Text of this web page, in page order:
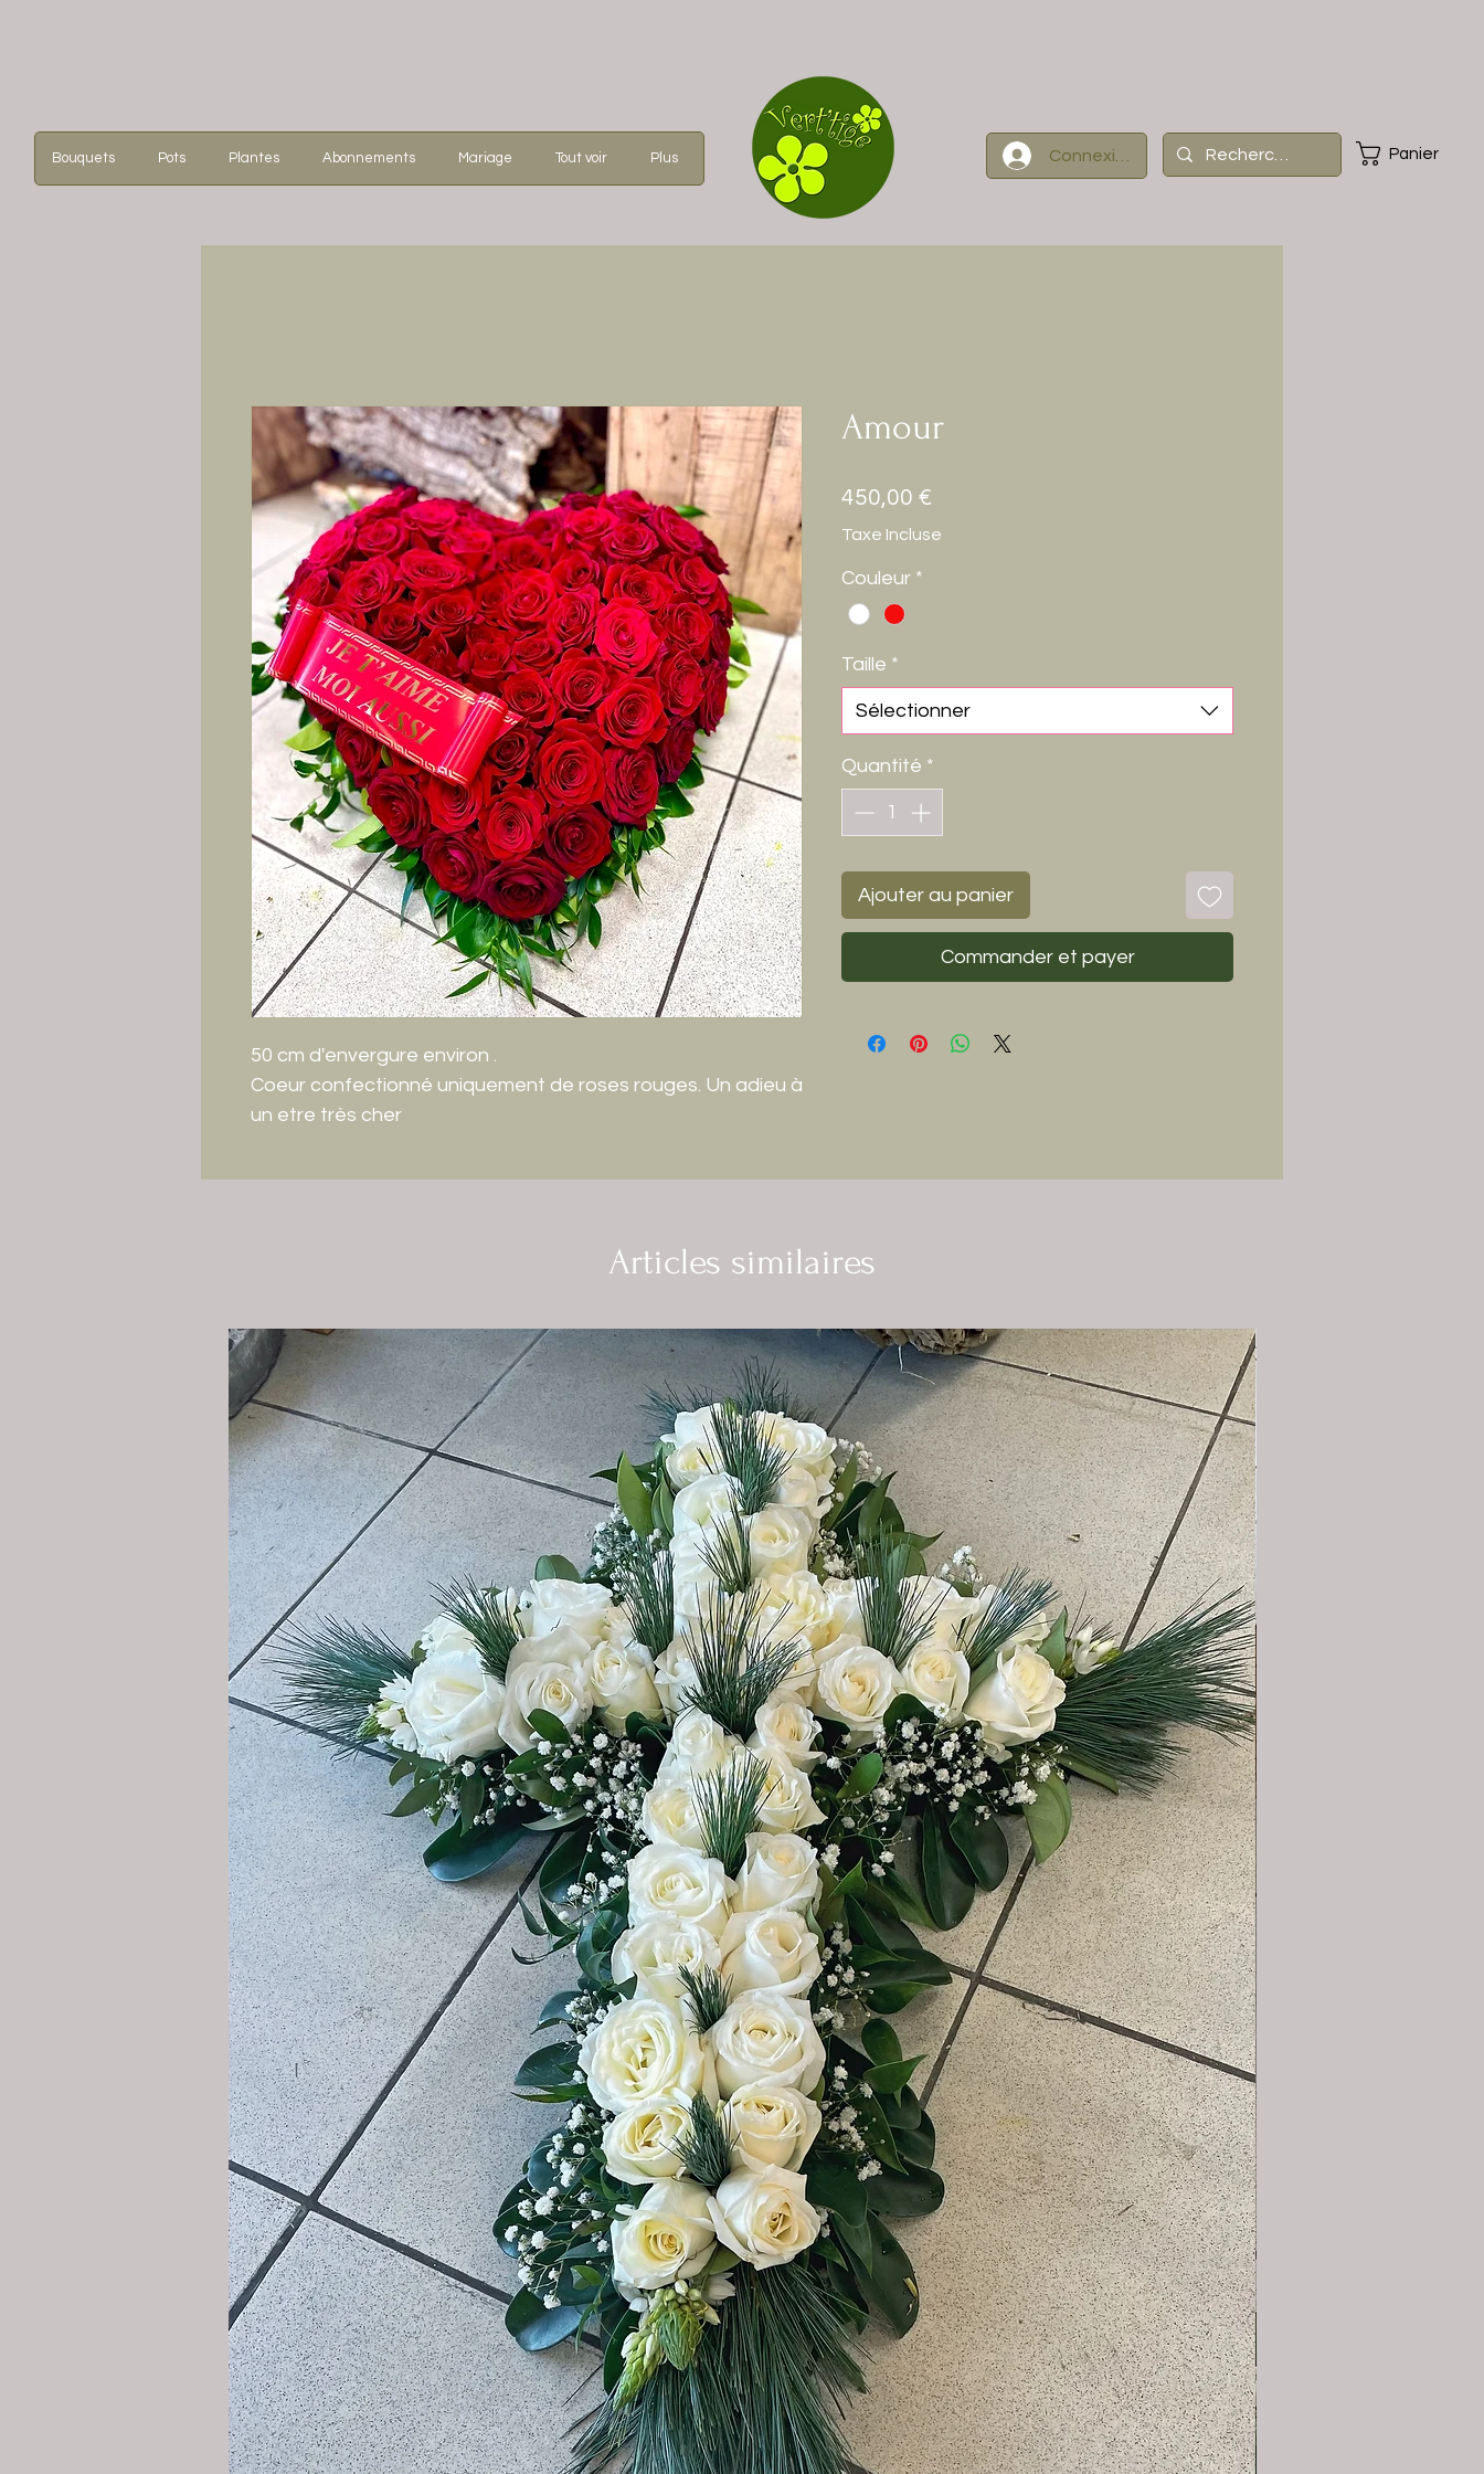
Bouquets Pots Plantes Abonnements Mariage Tout voir Plus Connexion Panier
50 cm d'envergure environ .
Coeur confectionné uniquement de roses rouges. Un adieu à
un etre très cher
Amour
450,00 €
Taxe Incluse
Couleur *
Taille *
Sélectionner
Quantité *
Ajouter au panier
Commander et payer
Articles similaires